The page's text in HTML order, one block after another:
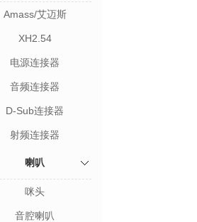
Amass/艾迈斯
XH2.54
电源连接器
音频连接器
D-Sub连接器
射频连接器
喇叭
咪头
音腔喇叭